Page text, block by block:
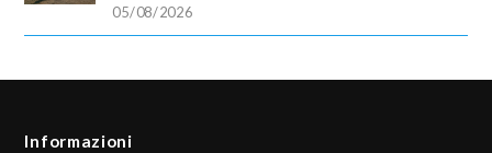
05/08/2026
Informazioni